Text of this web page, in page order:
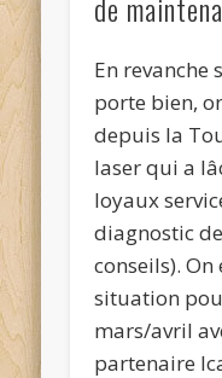
En revanche
porte bien,
depuis la
laser qui a
loyaux
diagnostic
conseils).
situation
mars/avril
partenaire